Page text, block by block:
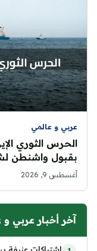
عربي و عالمي
الحرس الثوري
بقبول واشنطن
أغسطس 9, 2026
آخر أخبار عربي و
اشتباكات عنيفة